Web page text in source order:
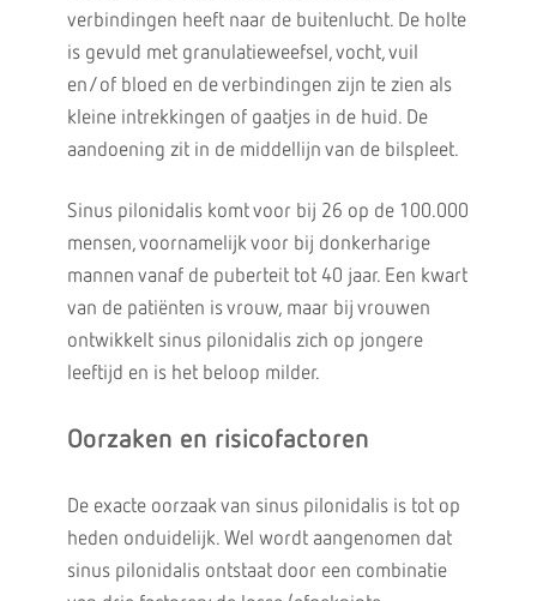
verbindingen heeft naar de buitenlucht. De holte
is gevuld met granulatieweefsel, vocht, vuil
en/of bloed en de verbindingen zijn te zien als
kleine intrekkingen of gaatjes in de huid. De
aandoening zit in de middellijn van de bilspleet.
Sinus pilonidalis komt voor bij 26 op de 100.000
mensen, voornamelijk voor bij donkerharige
mannen vanaf de puberteit tot 40 jaar. Een kwart
van de patiënten is vrouw, maar bij vrouwen
ontwikkelt sinus pilonidalis zich op jongere
leeftijd en is het beloop milder.
Oorzaken en risicofactoren
De exacte oorzaak van sinus pilonidalis is tot op
heden onduidelijk. Wel wordt aangenomen dat
sinus pilonidalis ontstaat door een combinatie